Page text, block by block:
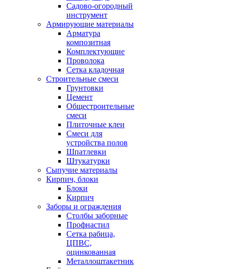
Садово-огородный
инструмент
Армирующие материалы
Арматура
композитная
Комплектующие
Проволока
Сетка кладочная
Строительные смеси
Грунтовки
Цемент
Общестроительные
смеси
Плиточные клеи
Смеси для
устройства полов
Шпатлевки
Штукатурки
Сыпучие материалы
Кирпич, блоки
Блоки
Кирпич
Заборы и ограждения
Столбы заборные
Профнастил
Сетка рабица,
ЦПВС,
оцинкованная
Металлоштакетник